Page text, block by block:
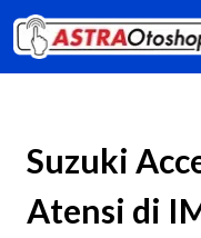
Suzuki
Atensi di